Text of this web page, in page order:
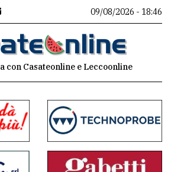
09/08/2026 - 18:46
con Casateonline e Leccoonline